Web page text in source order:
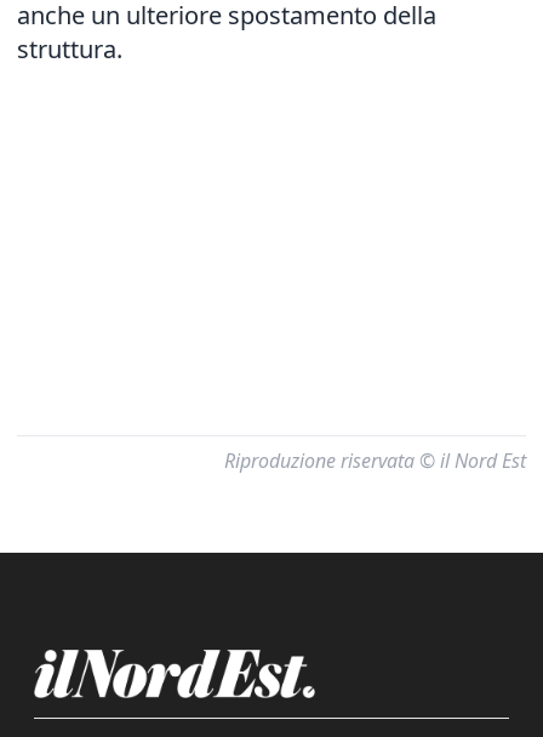
anche un ulteriore spostamento della
struttura.
Riproduzione riservata © il Nord Est